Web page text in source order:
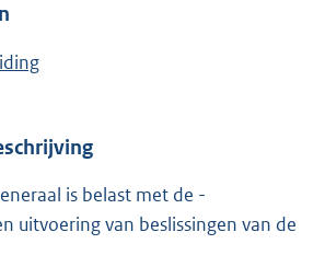
is belast met de -
uitvoering van beslissingen van de